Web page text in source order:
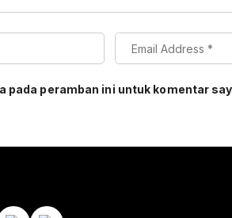
pada peramban ini untuk komentar